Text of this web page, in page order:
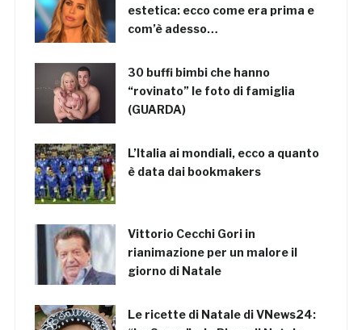
estetica: ecco come era prima e
com’è adesso…
30 buffi bimbi che hanno
“rovinato” le foto di famiglia
(GUARDA)
L’Italia ai mondiali, ecco a quanto
è data dai bookmakers
Vittorio Cecchi Gori in
rianimazione per un malore il
giorno di Natale
Le ricette di Natale di VNews24: